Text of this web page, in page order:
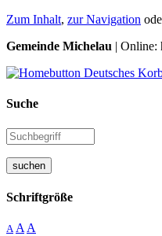
Zum Inhalt, zur Navigation
Gemeinde Michelau | Online:
Suche
suchen
Schriftgröße
A A A